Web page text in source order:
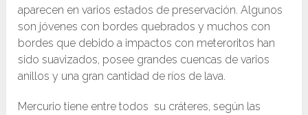
aparecen en varios estados de preservación. Algunos
son jóvenes con bordes quebrados y muchos con
bordes que debido a impactos con meteroritos han
sido suavizados, posee grandes cuencas de varios
anillos y una gran cantidad de ríos de lava.
Mercurio tiene entre todos su cráteres, según las